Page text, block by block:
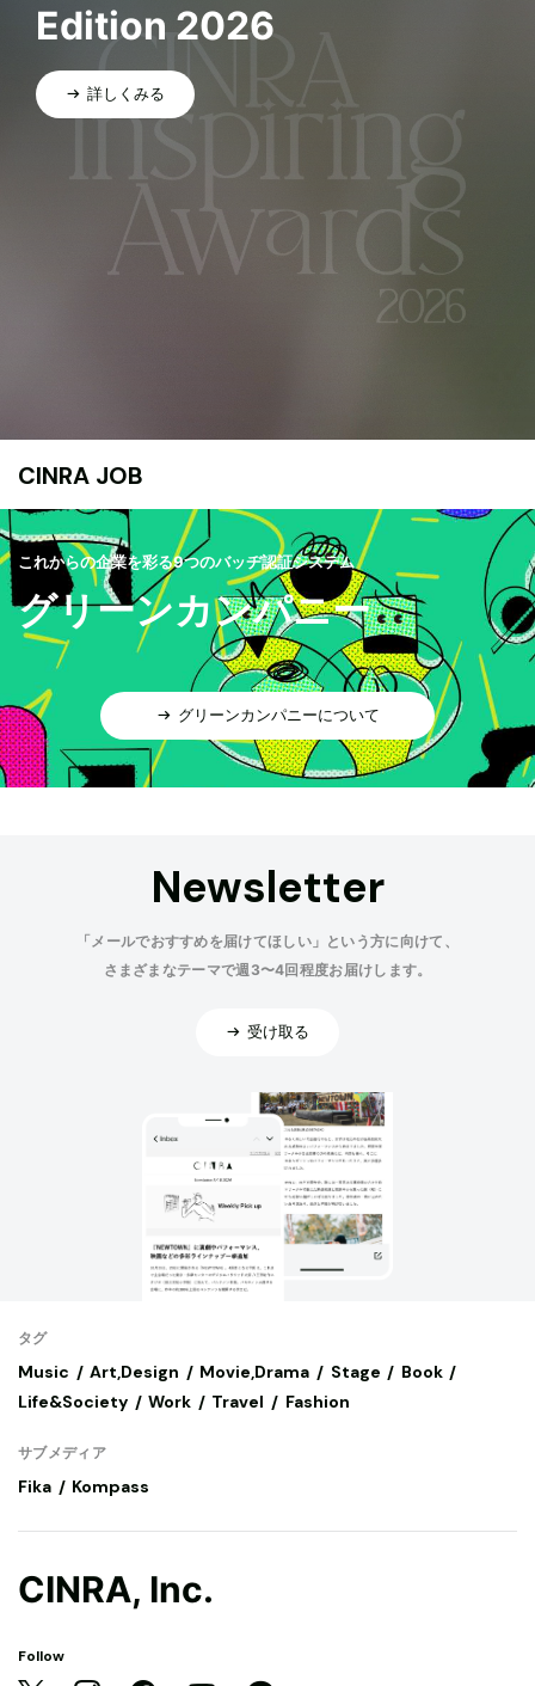
Edition 2026
詳しくみる
CINRA JOB
これからの企業を彩る9つのバッヂ認証システム
グリーンカンパニー
グリーンカンパニーについて
Newsletter
「メールでおすすめを届けてほしい」という方に向けて、
さまざまなテーマで週3〜4回程度お届けします。
受け取る
タグ
Music Art,Design Movie,Drama Stage
Book
Life&Society
Work Travel Fashion
サブメディア
Fika Kompass
CINRA, Inc.
Follow